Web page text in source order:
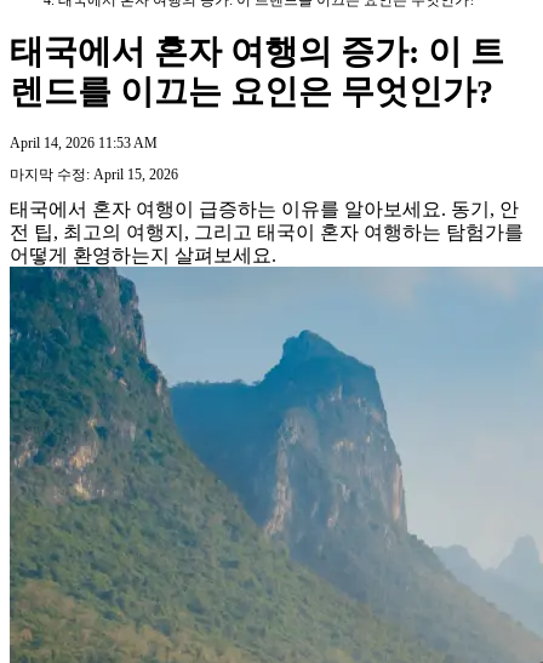
태국에서 혼자 여행의 증가: 이 트
렌드를 이끄는 요인은 무엇인가?
April 14, 2026 11:53 AM
마지막 수정: April 15, 2026
태국에서 혼자 여행이 급증하는 이유를 알아보세요. 동기, 안
전 팁, 최고의 여행지, 그리고 태국이 혼자 여행하는 탐험가를
어떻게 환영하는지 살펴보세요.